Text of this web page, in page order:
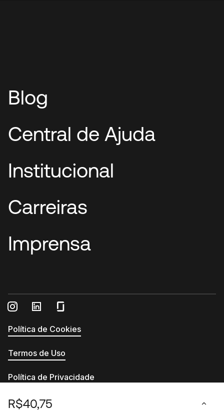
R$40,75
Blog
Central de Ajuda
Institucional
Carreiras
Imprensa
Política de Cookies
Termos de Uso
Política de Privacidade
Relatório de Transparência e Igualdade Salarial